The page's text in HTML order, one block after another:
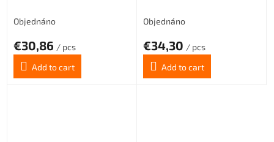
Objednáno
€30,86 / pcs
Add to cart
Objednáno
€34,30 / pcs
Add to cart